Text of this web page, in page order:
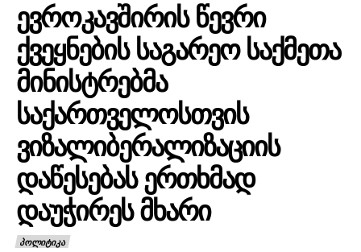
ᲔᲕᲠᲝᲙᲐᲕᲨᲘᲠᲘᲡ ᲬᲔᲕᲠᲘ
ᲥᲕᲔᲧᲜᲔᲑᲘᲡ ᲡᲐᲒᲐᲠᲔᲝ ᲡᲐᲥᲛᲔᲗᲐ
ᲛᲘᲜᲘᲡᲢᲠᲔᲑᲛᲐ
ᲡᲐᲥᲐᲠᲗᲕᲔᲚᲝᲡᲗᲕᲘᲡ
ᲕᲘᲖᲐᲚᲘᲑᲔᲠᲐᲚᲘᲖᲐᲪᲘᲘᲡ
ᲓᲐᲬᲔᲡᲔᲑᲐᲡ ᲔᲠᲗᲮᲛᲐᲓ
ᲓᲐᲣᲭᲘᲠᲔᲡ ᲛᲮᲐᲠᲘ
ᲞᲝᲚᲘᲢᲘᲙᲐ